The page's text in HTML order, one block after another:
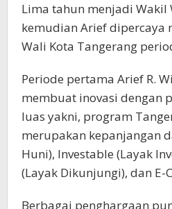
Lima tahun menjadi Wakil
kemudian Arief dipercaya
Wali Kota Tangerang
Periode pertama Arief R.
membuat inovasi dengan
luas yakni, program
merupakan kepanjangan
Huni), Investable (Layak
(Layak Dikunjungi), dan E-
Berbagai penghargaan